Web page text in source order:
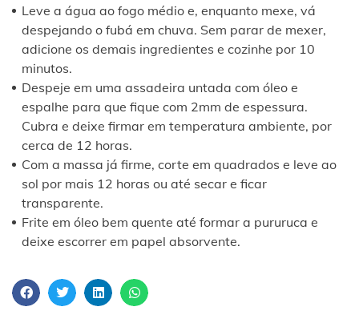
Leve a água ao fogo médio e, enquanto mexe, vá
despejando o fubá em chuva. Sem parar de mexer,
adicione os demais ingredientes e cozinhe por 10
minutos.
Despeje em uma assadeira untada com óleo e
espalhe para que fique com 2mm de espessura.
Cubra e deixe firmar em temperatura ambiente, por
cerca de 12 horas.
Com a massa já firme, corte em quadrados e leve ao
sol por mais 12 horas ou até secar e ficar
transparente.
Frite em óleo bem quente até formar a pururuca e
deixe escorrer em papel absorvente.